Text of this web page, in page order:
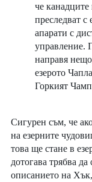
че
преследват
апарати с
управление.
направя
езерото
Горкият
Сигурен съм, че
на езерните
това ще стане в
дотогава трябва
описанието на